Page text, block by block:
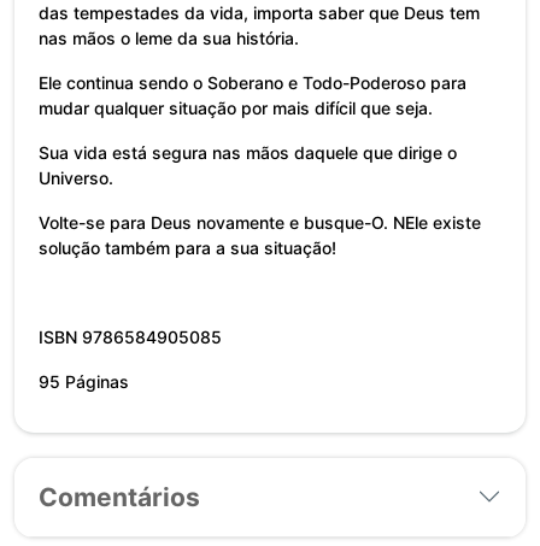
das tempestades da vida, importa saber que Deus tem
nas mãos o leme da sua história.
Ele continua sendo o Soberano e Todo-Poderoso para
mudar qualquer situação por mais difícil que seja.
Sua vida está segura nas mãos daquele que dirige o
Universo.
Volte-se para Deus novamente e busque-O. NEle existe
solução também para a sua situação!
ISBN 9786584905085
95 Páginas
Comentários